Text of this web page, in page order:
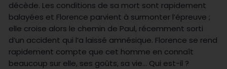
décède. Les conditions de sa mort sont rapidement
balayées et Florence parvient à surmonter l’épreuve ;
elle croise alors le chemin de Paul, récemment sorti
d’un accident qui l’a laissé amnésique. Florence se rend
rapidement compte que cet homme en connaît
beaucoup sur elle, ses goûts, sa vie… Qui est-il ?